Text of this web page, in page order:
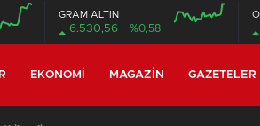
GRAM ALTIN
6.530,56 %0,58
EKONOMI MAGAZIN GAZETELER